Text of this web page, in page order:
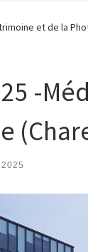
et de la
-